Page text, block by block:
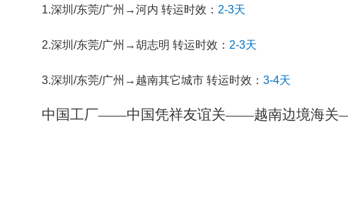
1.深圳/东莞/广州→河内 转运时效： 2-3天
2.深圳/东莞/广州→胡志明 转运时效： 2-3天
3.深圳/东莞/广州→越南其它城市 转运时效：3-4天
中国工厂——中国凭祥友谊关——越南边境海